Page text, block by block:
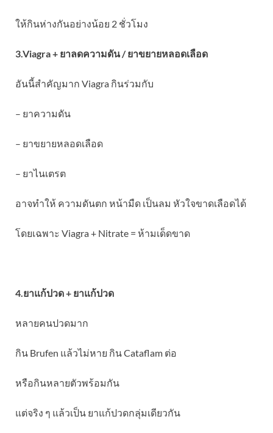
ให้กินห่างกันอย่างน้อย 2 ชั่วโมง
3.Viagra + ยาลดความดัน / ยาขยายหลอดเลือด
อันนี้สำคัญมาก Viagra กินร่วมกับ
– ยาความดัน
– ยาขยายหลอดเลือด
– ยาไนเตรต
อาจทำให้ ความดันตก หน้ามืด เป็นลม หัวใจขาดเลือดได้
โดยเฉพาะ Viagra + Nitrate = ห้ามเด็ดขาด
4.ยาแก้ปวด + ยาแก้ปวด
หลายคนปวดมาก
กิน Brufen แล้วไม่หาย กิน Cataflam ต่อ
หรือกินหลายตัวพร้อมกัน
แต่จริง ๆ แล้วเป็น ยาแก้ปวดกลุ่มเดียวกัน